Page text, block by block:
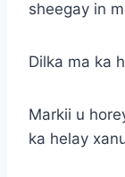
sheegay in
Dilka ma ka
Markii u
ka helay